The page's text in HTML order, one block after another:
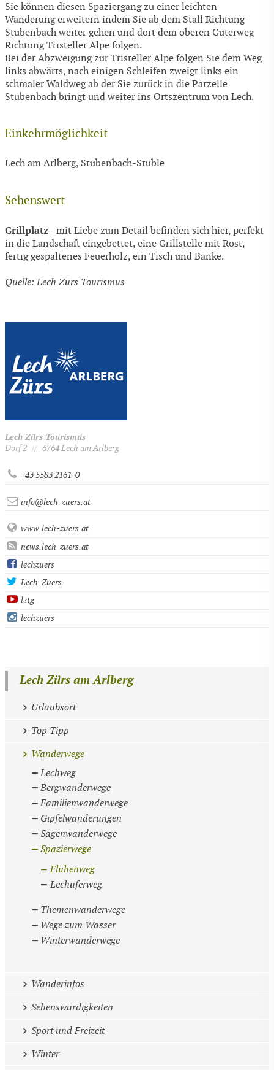
Sie können diesen Spaziergang zu einer leichten
Wanderung erweitern indem Sie ab dem Stall Richtung
Stubenbach weiter gehen und dort dem oberen Güterweg
Richtung Tristeller Alpe folgen.
Bei der Abzweigung zur Tristeller Alpe folgen Sie dem Weg
links abwärts, nach einigen Schleifen zweigt links ein
schmaler Waldweg ab der Sie zurück in die Parzelle
Stubenbach bringt und weiter ins Ortszentrum von Lech.
Einkehrmöglichkeit
Lech am Arlberg, Stubenbach-Stüble
Sehenswert
Grillplatz - mit Liebe zum Detail befinden sich hier, perfekt
in die Landschaft eingebettet, eine Grillstelle mit Rost,
fertig gespaltenes Feuerholz, ein Tisch und Bänke.
Quelle: Lech Zürs Tourismus
Lech Zürs Tourismus
Dorf 2
// 6764 Lech am Arlberg
+43 5583 2161-0
info@lech-zuers.at
www.lech-zuers.at
news.lech-zuers.at
lechzuers
Lech_Zuers
lztg
lechzuers
Lech Zürs am Arlberg
Urlaubsort
Top Tipp
Wanderwege
Lechweg
Bergwanderwege
Familienwanderwege
Gipfelwanderungen
Sagenwanderwege
Spazierwege
Flühenweg
Lechuferweg
Themenwanderwege
Wege zum Wasser
Winterwanderwege
Wanderinfos
Sehenswürdigkeiten
Sport und Freizeit
Winter